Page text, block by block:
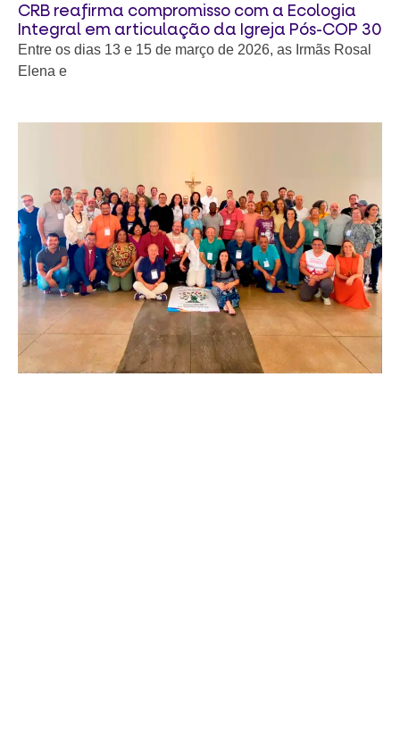
CRB reafirma compromisso com a Ecologia
Integral em articulação da Igreja Pós-COP 30
Entre os dias 13 e 15 de março de 2026, as Irmãs Rosal
Elena e